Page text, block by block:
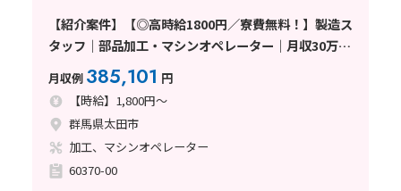
【紹介案件】【◎高時給1800円／寮費無料！】製造ス
タッフ｜部品加工・マシンオペレーター｜月収30万円
以上可｜土日休み｜長期連休あり｜未経験者歓迎｜正
社員登用制度あり〈群馬県太田
月収例 385,101 円
【時給】1,800円～
群馬県太田市
加工、マシンオペレーター
60370-00